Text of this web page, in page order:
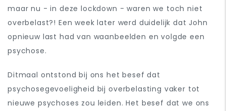
maar nu - in deze lockdown - waren we toch niet
overbelast?! Een week later werd duidelijk dat John
opnieuw last had van waanbeelden en volgde een
psychose.
Ditmaal ontstond bij ons het besef dat
psychosegevoeligheid bij overbelasting vaker tot
nieuwe psychoses zou leiden. Het besef dat we ons